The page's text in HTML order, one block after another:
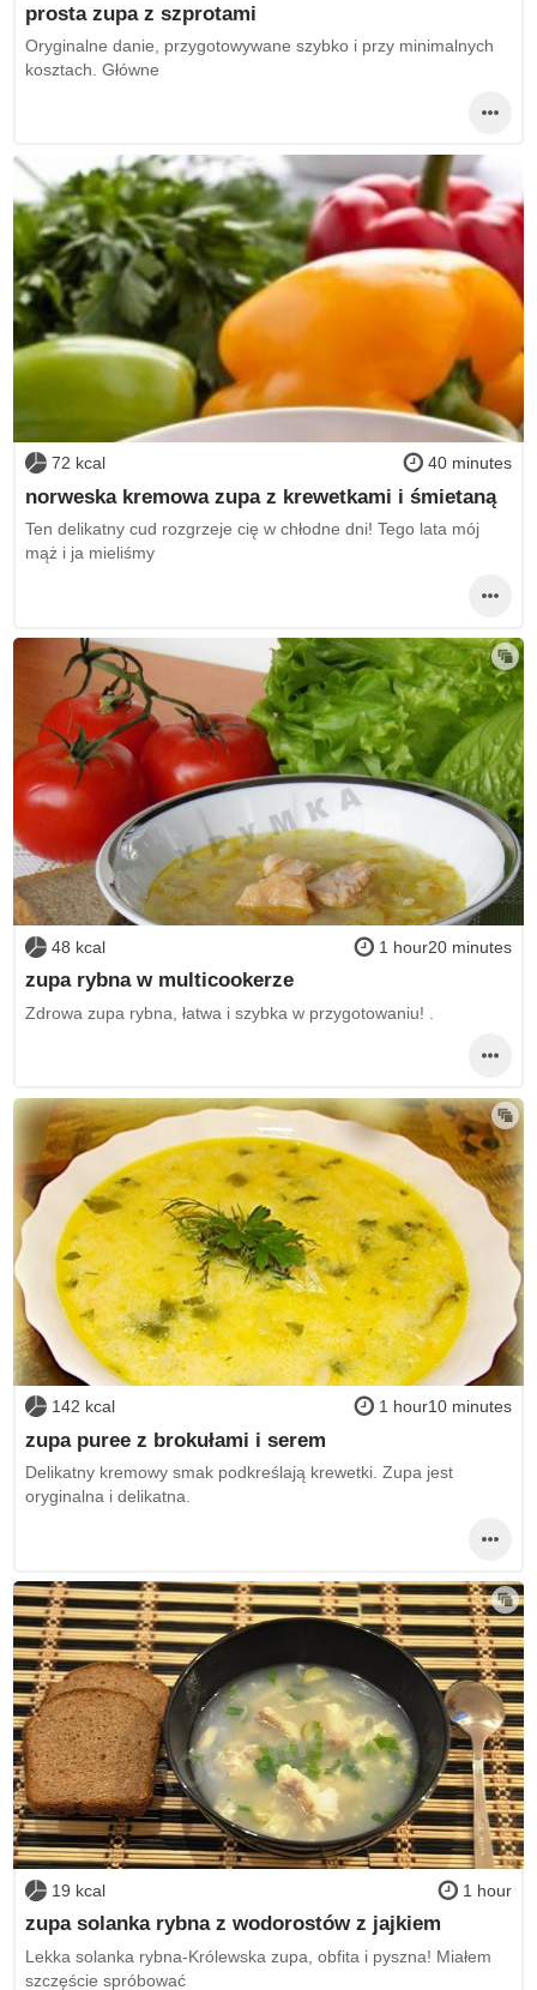
prosta zupa z szprotami
Oryginalne danie, przygotowywane szybko i przy minimalnych
kosztach. Główne
72 kcal 40 minutes
norweska kremowa zupa z krewetkami i śmietaną
Ten delikatny cud rozgrzeje cię w chłodne dni! Tego lata mój
mąż i ja mieliśmy
48 kcal 1 hour20 minutes
zupa rybna w multicookerze
Zdrowa zupa rybna, łatwa i szybka w przygotowaniu! .
142 kcal 1 hour10 minutes
zupa puree z brokułami i serem
Delikatny kremowy smak podkreślają krewetki. Zupa jest
oryginalna i delikatna.
19 kcal 1 hour
zupa solanka rybna z wodorostów z jajkiem
Lekka solanka rybna-Królewska zupa, obfita i pyszna! Miałem
szczęście spróbować